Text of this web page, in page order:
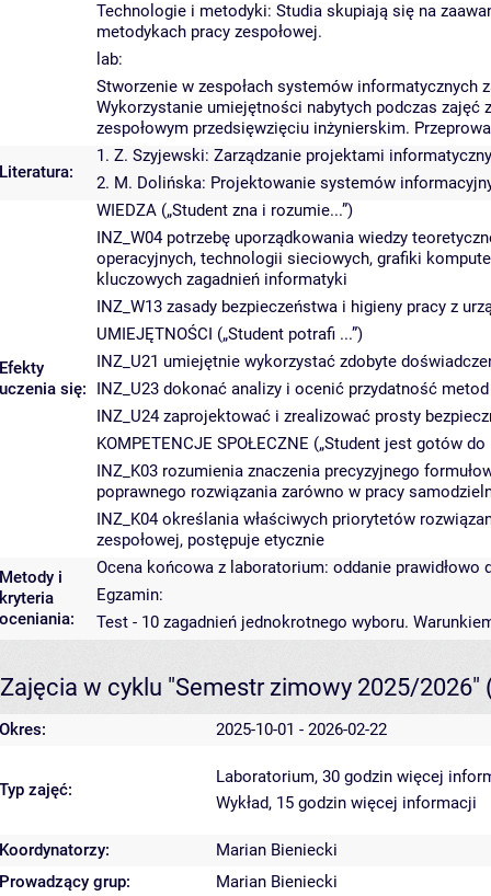
Technologie i metodyki: Studia skupiają się na
metodykach pracy zespołowej.
lab:
Stworzenie w zespołach systemów informatycznych
Wykorzystanie umiejętności nabytych podczas
zespołowym przedsięwzięciu inżynierskim.
Literatura:
1. Z. Szyjewski: Zarządzanie projektami
2. M. Dolińska: Projektowanie systemów
Efekty
uczenia się:
WIEDZA („Student zna i rozumie...”)
INZ_W04 potrzebę uporządkowania wiedzy
operacyjnych, technologii sieciowych, grafiki
kluczowych zagadnień informatyki
INZ_W13 zasady bezpieczeństwa i higieny pracy z
UMIEJĘTNOŚCI („Student potrafi ...”)
INZ_U21 umiejętnie wykorzystać zdobyte
INZ_U23 dokonać analizy i ocenić przydatność
INZ_U24 zaprojektować i zrealizować prosty
KOMPETENCJE SPOŁECZNE („Student jest gotów do
INZ_K03 rozumienia znaczenia precyzyjnego
poprawnego rozwiązania zarówno w pracy
INZ_K04 określania właściwych priorytetów
zespołowej, postępuje etycznie
Metody i
kryteria
oceniania:
Ocena końcowa z laboratorium: oddanie prawidłowo
Egzamin:
Test - 10 zagadnień jednokrotnego wyboru.
Zajęcia w cyklu "Semestr zimowy 2025/2026"
Okres: 2025-10-01 - 2026-02-22
Typ zajęć:
Laboratorium, 30 godzin więcej
Wykład, 15 godzin więcej informacji
Koordynatorzy:
Marian Bieniecki
Prowadzący grup:
Marian Bieniecki